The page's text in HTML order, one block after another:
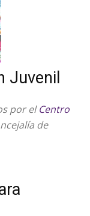
Juvenil
por elCentro
de